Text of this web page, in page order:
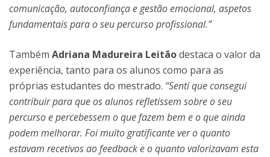
comunicação, autoconfiança e gestão emocional, aspetos
fundamentais para o seu percurso profissional.”
Também Adriana Madureira Leitãodestaca o valor da
experiência, tanto para os alunos como para as
próprias estudantes do mestrado. “Senti que consegui
contribuir para que os alunos refletissem sobre o seu
percurso e percebessem o que fazem bem e o que ainda
podem melhorar. Foi muito gratificante ver o quanto
estavam recetivos ao feedback e o quanto valorizavam esta